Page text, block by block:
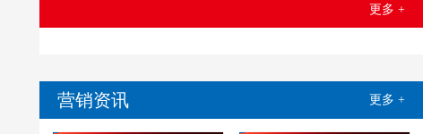
更多 +
营销资讯 更多 +